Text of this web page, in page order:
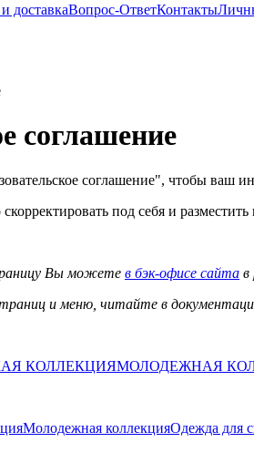
доставкаВопрос-ОтветКонтакты
соглашение
соглашение", чтобы ваш
под себя и
Вы можете в бэк-офисе сайта в
и меню, читайте в
КОЛЛЕКЦИЯМОЛОДЕЖНАЯ
Молодежная коллекцияОдежда для